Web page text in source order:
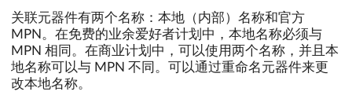
关联元器件有两个名称：本地（内部）名称和官方
MPN。在免费的业余爱好者计划中，本地名称必须与
MPN 相同。在商业计划中，可以使用两个名称，并且本
地名称可以与 MPN 不同。可以通过重命名元器件来更
改本地名称。